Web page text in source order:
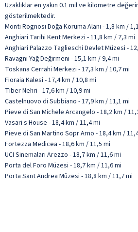
Uzaklıklar en yakın 0.1 mil ve kilometre
gösterilmektedir.
Monti Rognosi Doğa Koruma Alanı - 1,8 km /
Anghiari Tarihi Kent Merkezi - 11,8 km / 7,3 mi
Anghiari Palazzo Taglieschi Devlet Müzesi -
Ravagni Yağ Değirmeni - 15,1 km / 9,4 mi
Toskana Cerrahi Merkezi - 17,3 km / 10,7 mi
Fioraia Kalesi - 17,4 km / 10,8 mi
Tiber Nehri - 17,6 km / 10,9 mi
Castelnuovo di Subbiano - 17,9 km / 11,1 mi
Pieve di San Michele Arcangelo - 18,2 km /
Vasari s House - 18,4 km / 11,4 mi
Pieve di San Martino Sopr Arno - 18,4 km /
Fortezza Medicea - 18,6 km / 11,5 mi
UCI Sinemaları Arezzo - 18,7 km / 11,6 mi
Porta del Foro Müzesi - 18,7 km / 11,6 mi
Porta Sant Andrea Müzesi - 18,8 km / 11,7 mi